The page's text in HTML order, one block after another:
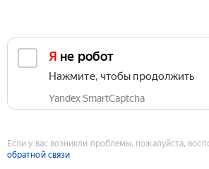
Я не робот
Нажмите, чтобы продолжить
Yandex SmartCaptcha
Если у вас возникли проблемы, пожалуйста,
обратной связи